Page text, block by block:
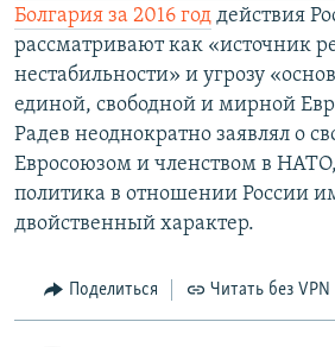
Болгария за 2016 год действия
рассматривают как «источник
нестабильности» и угрозу
единой, свободной и мирной
Радев неоднократно заявлял о
Евросоюзом и членством в НАТО,
политика в отношении России
двойственный характер.
Поделиться Читать без VPN